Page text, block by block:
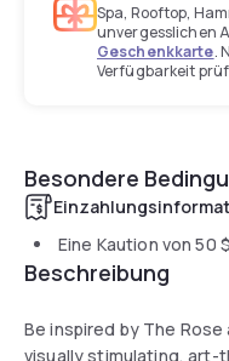
Spa, Rooftop,
unvergesslichen
Geschenkkarte.
Verfügbarkeit
Besondere
Eine Kaution von50 $
Beschreibung
Be inspired by The
visually stimulating, art-